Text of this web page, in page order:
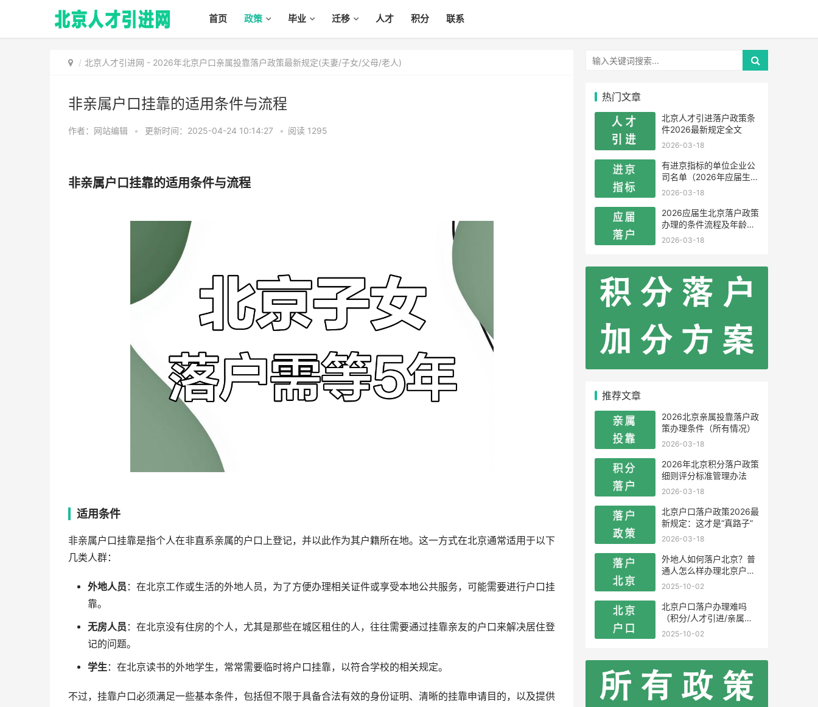
首页 政策 毕业 迁移 人才 积分 联系
北京人才引进网 - 2026年北京户口亲属投靠落户政策最新规定(夫妻/子女/父母/老人)
非亲属户口挂靠的适用条件与流程
作者：网站编辑 • 更新时间：2025-04-24 10:14:27 • 阅读 1295
非亲属户口挂靠的适用条件与流程
适用条件
非亲属户口挂靠是指个人在非直系亲属的户口上登记，并以此作为其户籍所在地。这一方式在北京通常适用于以下
几类人群：
外地人员 ：在北京工作或生活的外地人员，为了方便办理相关证件或享受本地公共服务，可能需要进行户口挂
靠。
无房人员 ：在北京没有住房的个人，尤其是那些在城区租住的人，往往需要通过挂靠亲友的户口来解决居住登
记的问题。
学生：在北京读书的外地学生，常常需要临时将户口挂靠，以符合学校的相关规定。
不过，挂靠户口必须满足一些基本条件，包括但不限于具备合法有效的身份证明、清晰的挂靠申请目的，以及提供
热门文章
北京人才引进落户政策条
件2026最新规定全文
2026-03-18
有进京指标的单位企业公
司名单（2026年应届生留
学生）
2026-03-18
2026应届生北京落户政策
办理的条件流程及年龄限
制
2026-03-18
推荐文章
2026北京亲属投靠落户政
策办理条件（所有情况）
2026-03-18
2026年北京积分落户政策
细则评分标准管理办法
2026-03-18
北京户口落户政策2026最
新规定：这才是“真路子”
2026-03-18
外地人如何落户北京？普
通人怎么样办理北京户
口？
2025-10-02
北京户口落户办理难吗
（积分/人才引进/亲属投
靠）
2025-10-02